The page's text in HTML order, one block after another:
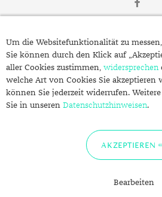
SCHMUCK.DE
Fragen zu Ihrer Bestellung?
Kontakt
Um die Websitefunktionalität zu
Sie können durch den Klick auf
aller Cookies zustimmen, widersprechen
welche Art von Cookies Sie
können Sie jederzeit widerrufen.
Sie in unseren Datenschutzhinweisen.
AKZEPTIEREN
Bearbeiten